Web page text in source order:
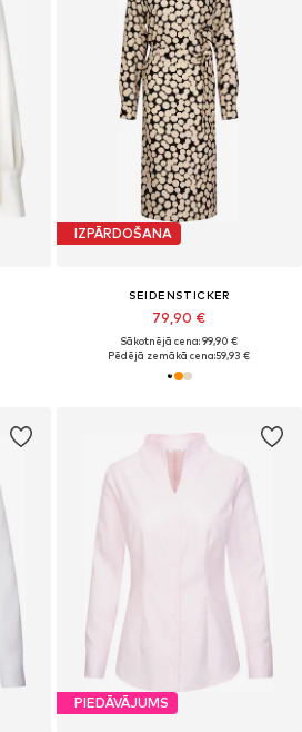
IZPĀRDOŠANA
SEIDENSTICKER
79,90 €
Sākotnējā cena: 99,90 €
Pēdējā zemākā cena:59,93 €
PIEDĀVĀJUMS